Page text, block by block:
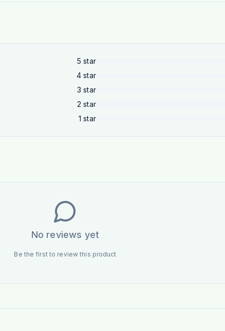
5 star
4 star
3 star
2 star
1 star
No reviews yet
Be the first to review this product